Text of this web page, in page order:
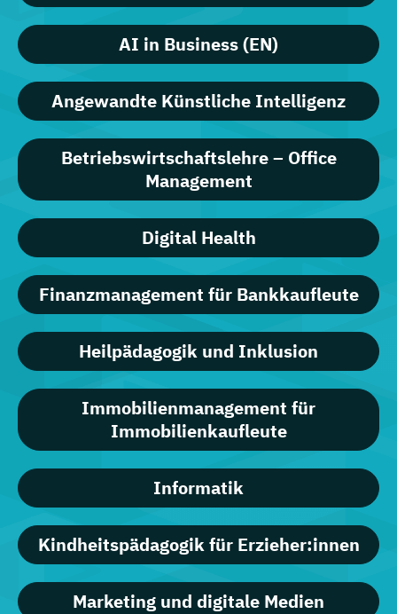
AI in Business (EN)
Angewandte Künstliche Intelligenz
Betriebswirtschaftslehre – Office
Management
Digital Health
Finanzmanagement für Bankkaufleute
Heilpädagogik und Inklusion
Immobilienmanagement für
Immobilienkaufleute
Informatik
Kindheitspädagogik für Erzieher:innen
Marketing und digitale Medien